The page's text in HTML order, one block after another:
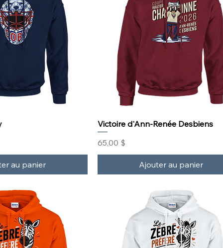
au panier
Victoire d'Ann-Renée Desbiens
Prix
65,00 $
Ajouter au panier